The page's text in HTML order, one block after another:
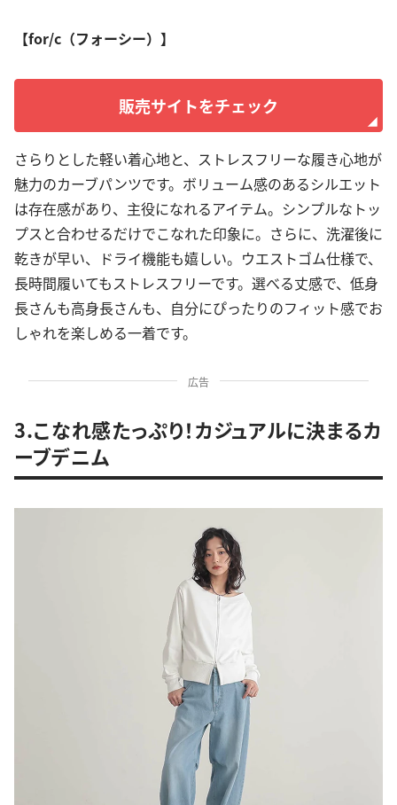
【for/c（フォーシー）】
販売サイトをチェック
さらりとした軽い着心地と、ストレスフリーな履き心地が
魅力のカーブパンツです。ボリューム感のあるシルエット
は存在感があり、主役になれるアイテム。シンプルなトッ
プスと合わせるだけでこなれた印象に。さらに、洗濯後に
乾きが早い、ドライ機能も嬉しい。ウエストゴム仕様で、
長時間履いてもストレスフリーです。選べる丈感で、低身
長さんも高身長さんも、自分にぴったりのフィット感でお
しゃれを楽しめる一着です。
広告
3.こなれ感たっぷり！カジュアルに決まるカ
ーブデニム